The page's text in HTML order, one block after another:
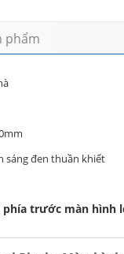
phẩm
sáng đen thuần khiết
phía trước màn hình